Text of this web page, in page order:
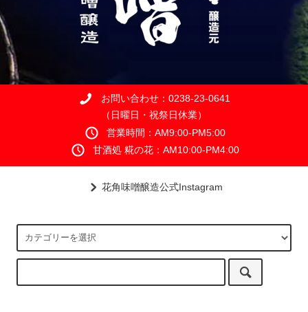
お問い合わせ：0238-23-0641
（日曜日・祝祭日休業）
営業時間：AM9:00-PM5:00
甘酒処 糀の花：AM10:00-PM4:00
花角味噌醸造公式Instagram